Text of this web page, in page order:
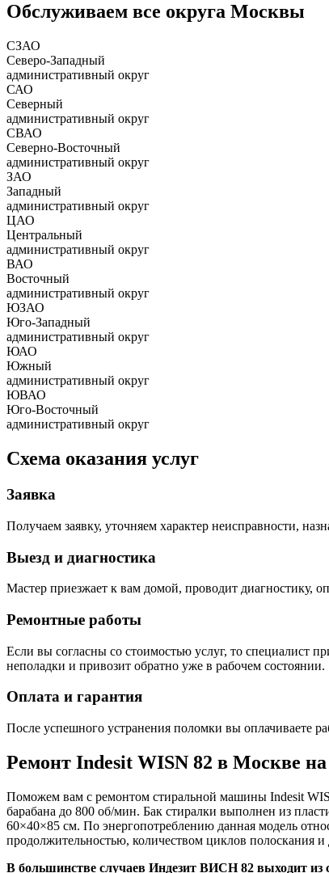
Обслуживаем все округа Москвы
СЗАО
Северо-Западный
административный округ
САО
Северный
административный округ
СВАО
Северно-Восточный
административный округ
ЗАО
Западный
административный округ
ЦАО
Центральный
административный округ
ВАО
Восточный
административный округ
ЮЗАО
Юго-Западный
административный округ
ЮАО
Южный
административный округ
ЮВАО
Юго-Восточный
административный округ
Схема оказания услуг
Заявка
Получаем заявку, уточняем характер неисправности,
Выезд и диагностика
Мастер приезжает к вам домой, проводит диагностику,
Ремонтные работы
Если вы согласны со стоимостью услуг, то специалист
неполадки и привозит обратно уже в рабочем состоянии.
Оплата и гарантия
После успешного устранения поломки вы оплачиваете
Ремонт Indesit WISN 82 в Москве
Поможем вам с ремонтом стиральной машины Indesit
барабана до 800 об/мин. Бак стиралки выполнен из
60×40×85 см. По энергопотреблению данная модель
продолжительностью, количеством циклов полоскания
В большинстве случаев Индезит ВИСН 82 выходит из